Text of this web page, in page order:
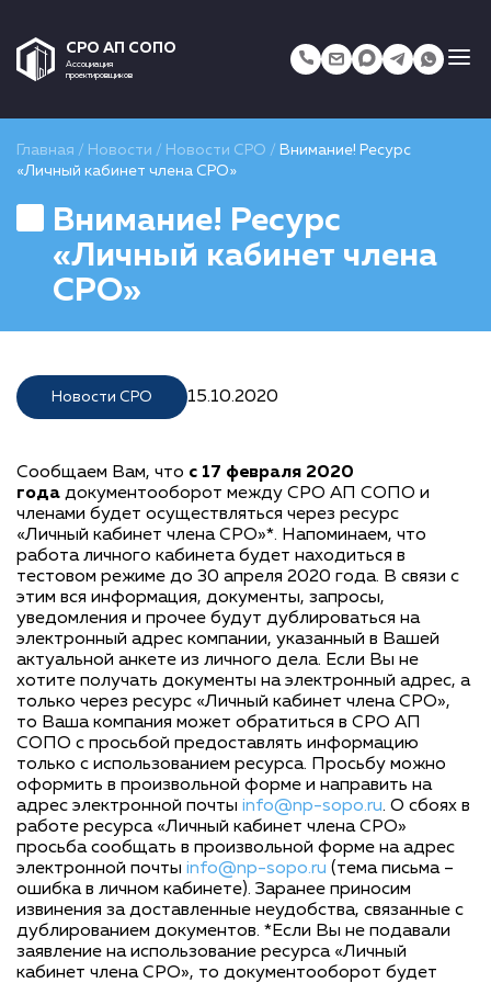
СРО АП СОПО
Ассоциация
проектировщиков
Главная / Новости / Новости СРО / Внимание! Ресурс
«Личный кабинет члена СРО»
Внимание! Ресурс
«Личный кабинет члена
СРО»
Новости СРО 15.10.2020
Сообщаем Вам, что с 17 февраля 2020
года документооборот между СРО АП СОПО и
членами будет осуществляться через ресурс
«Личный кабинет члена СРО»*. Напоминаем, что
работа личного кабинета будет находиться в
тестовом режиме до 30 апреля 2020 года. В связи с
этим вся информация, документы, запросы,
уведомления и прочее будут дублироваться на
электронный адрес компании, указанный в Вашей
актуальной анкете из личного дела. Если Вы не
хотите получать документы на электронный адрес, а
только через ресурс «Личный кабинет члена СРО»,
то Ваша компания может обратиться в СРО АП
СОПО с просьбой предоставлять информацию
только с использованием ресурса. Просьбу можно
оформить в произвольной форме и направить на
адрес электронной почты info@np-sopo.ru. О сбоях в
работе ресурса «Личный кабинет члена СРО»
просьба сообщать в произвольной форме на адрес
электронной почты info@np-sopo.ru (тема письма –
ошибка в личном кабинете). Заранее приносим
извинения за доставленные неудобства, связанные с
дублированием документов. *Если Вы не подавали
заявление на использование ресурса «Личный
кабинет члена СРО», то документооборот будет